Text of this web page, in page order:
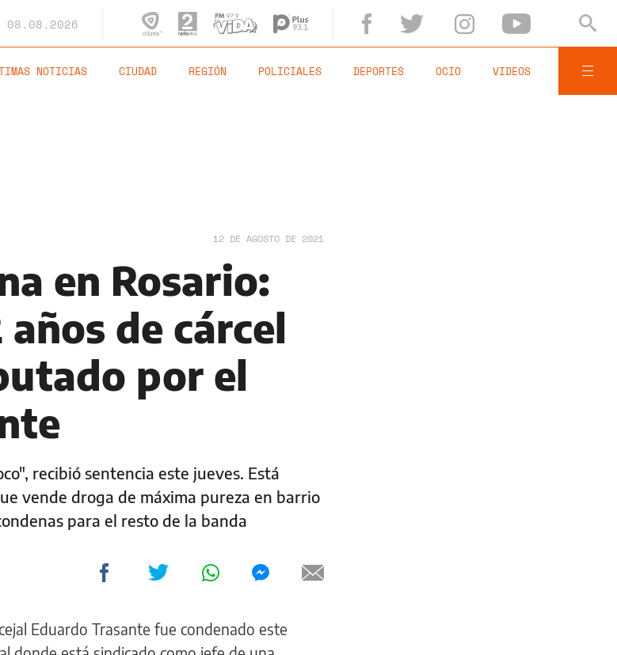
08.08.2026
NOTICIAS CIUDAD REGIÓN POLICIALES DEPORTES OCIO VIDEOS
12 DE AGOSTO DE 2021
en Rosario:
de cárcel
por el
recibió sentencia este jueves. Está
vende droga de máxima pureza en barrio
para el resto de la banda
Eduardo Trasante fue condenado este